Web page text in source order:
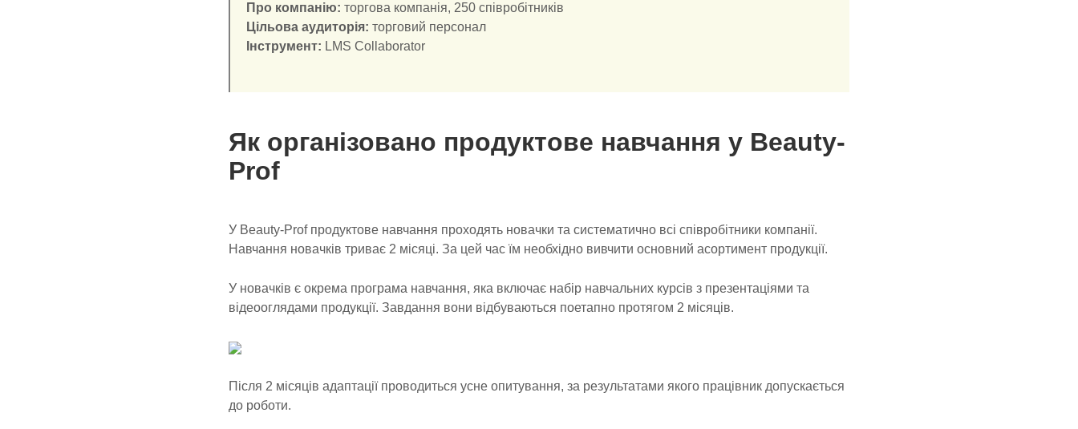
Про компанію: торгова компанія, 250 співробітників
Цільова аудиторія: торговий персонал
Інструмент: LMS Collaborator
Як організовано продуктове навчання у Beauty-
Prof
У Beauty-Prof продуктове навчання проходять новачки та систематично всі співробітники компанії.
Навчання новачків триває 2 місяці. За цей час їм необхідно вивчити основний асортимент продукції.
У новачків є окрема програма навчання, яка включає набір навчальних курсів з презентаціями та
відеооглядами продукції. Завдання вони відбуваються поетапно протягом 2 місяців.
Після 2 місяців адаптації проводиться усне опитування, за результатами якого працівник допускається
до роботи.